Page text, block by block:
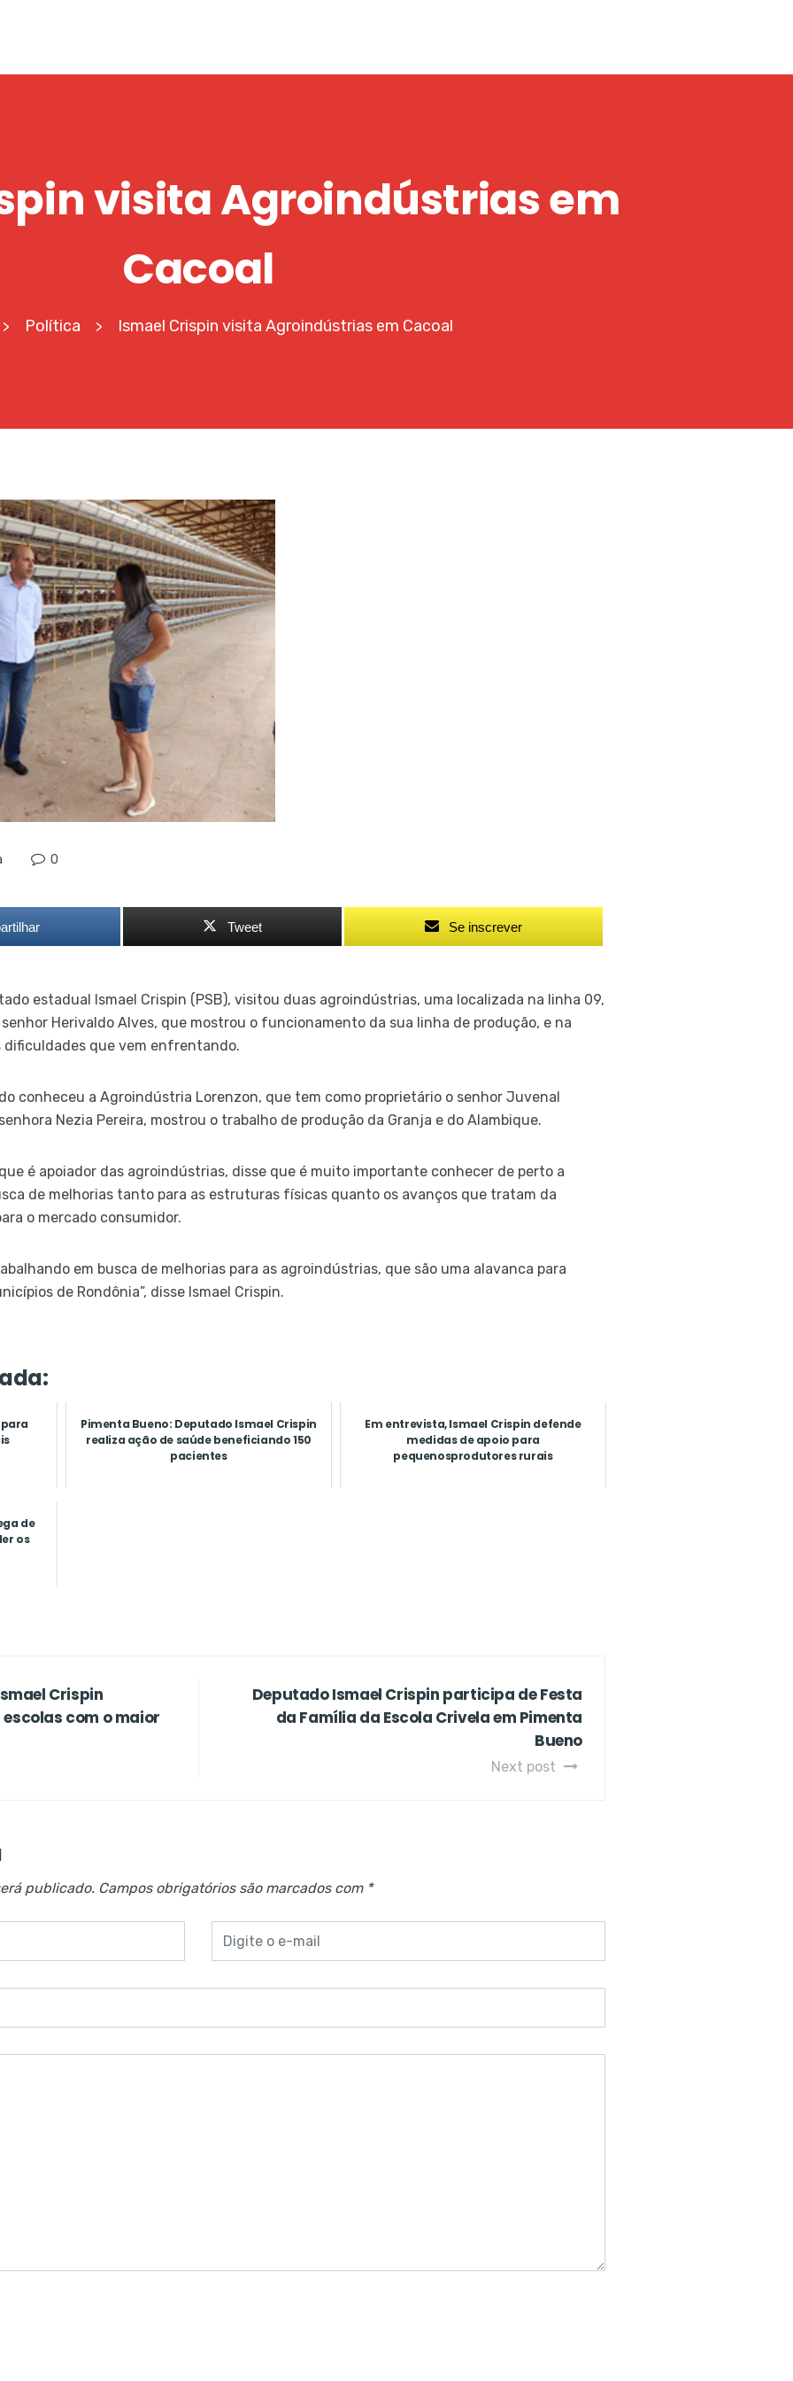
visita Agroindústrias em
Cacoal
> Política > Ismael Crispin visita Agroindústrias em Cacoal
0
Tweet Se inscrever
estadual Ismael Crispin (PSB), visitou duas agroindústrias, uma localizada na linha 09,
Herivaldo Alves, que mostrou o funcionamento da sua linha de produção, e na
que vem enfrentando.
conheceu a Agroindústria Lorenzon, que tem como proprietário o senhor Juvenal
Nezia Pereira, mostrou o trabalho de produção da Granja e do Alambique.
é apoiador das agroindústrias, disse que é muito importante conhecer de perto a
de melhorias tanto para as estruturas físicas quanto os avanços que tratam da
o mercado consumidor.
em busca de melhorias para as agroindústrias, que são uma alavanca para
de Rondônia”, disse Ismael Crispin.
Pimenta Bueno: Deputado Ismael Crispin
realiza ação de saúde beneficiando 150
pacientes
Em entrevista, Ismael Crispin defende
medidas de apoio para
pequenosprodutores rurais
de
os
Crispin
com o maior
Deputado Ismael Crispin participa de Festa
da Família da Escola Crivela em Pimenta
Bueno
Next post
publicado. Campos obrigatórios são marcados com *